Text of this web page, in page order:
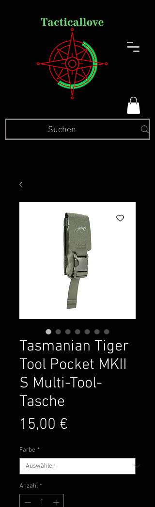
Tasmanian Tiger
Tool Pocket MKII
S Multi-Tool-
Tasche
15,00 €
Farbe *
Anzahl *